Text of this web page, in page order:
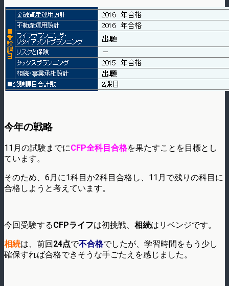
今年の戦略
11月の試験までにCFP全科目合格を果たすことを目標とし
ています。
そのため、6月に1科目か2科目合格し、11月で残りの科目に
合格しようと考えています。
今回受験するCFPライフは初挑戦、 相続はリベンジです。
相続は、前回 24点で不合格でしたが、学習時間をもう少し
確保すれば合格できそうな手ごたえを感じました。